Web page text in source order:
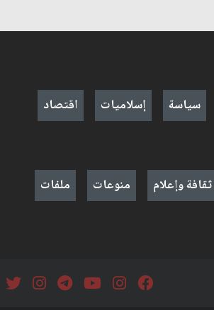
سياسة إسلاميات اقتصاد
ثقافة وإعلام منوعات ملفات